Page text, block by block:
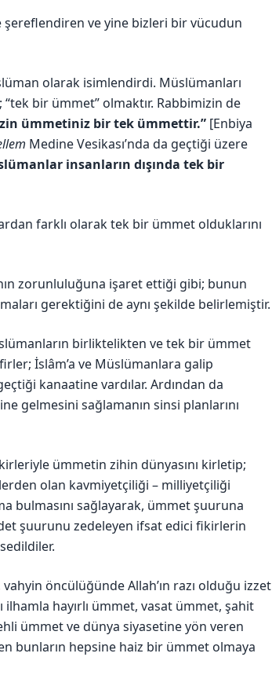
şereflendiren ve yine bizleri bir vücudun
olarak isimlendirdi. Müslümanları
bir ümmet” olmaktır. Rabbimizin de
ümmetiniz bir tek ümmettir.” [Enbiya
Medine Vesikası’nda da geçtiği üzere
insanların dışında tek bir
farklı olarak tek bir ümmet olduklarını
zorunluluğuna işaret ettiği gibi; bunun
gerektiğini de aynı şekilde belirlemiştir.
birliktelikten ve tek bir ümmet
İslâm’a ve Müslümanlara galip
kanaatine vardılar. Ardından da
gelmesini sağlamanın sinsi planlarını
ümmetin zihin dünyasını kirletip;
olan kavmiyetçiliği – milliyetçiliği
bulmasını sağlayarak, ümmet şuuruna
şuurunu zedeleyen ifsat edici fikirlerin
öncülüğünde Allah’ın razı olduğu izzet
ilhamla hayırlı ümmet, vasat ümmet, şahit
ümmet ve dünya siyasetine yön veren
bunların hepsine haiz bir ümmet olmaya